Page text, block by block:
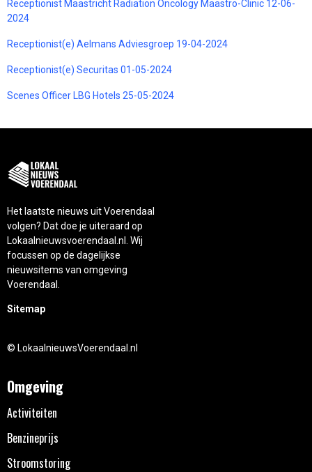
Receptionist Maastricht Radiation Oncology Maastro-Clinic 12-06-
2024
Receptionist(e) Aelmans Adviesgroep 19-04-2024
Receptionist(e) Securitas 01-05-2024
Scenes Officer LBG Hotels 25-05-2024
Het laatste nieuws uit Voerendaal
volgen? Dat doe je uiteraard op
Lokaalnieuwsvoerendaal.nl. Wij
focussen op de dagelijkse
nieuwsitems van omgeving
Voerendaal.
Sitemap
© LokaalnieuwsVoerendaal.nl
Omgeving
Activiteiten
Benzineprijs
Stroomstoring